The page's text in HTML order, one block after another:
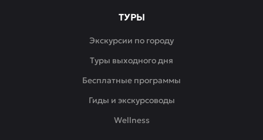
ТУРЫ
Экскурсии по городу
Туры выходного дня
Бесплатные программы
Гиды и экскурсоводы
Wellness